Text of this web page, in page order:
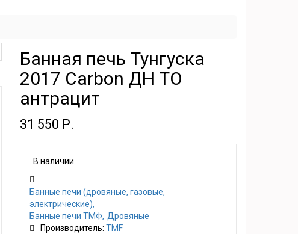
Банная печь Тунгуска
2017 Carbon ДН ТО
антрацит
31 550 Р.
В наличии
Банные печи (дровяные, газовые,
электрические)
Банные печи ТМФ
Дровяные
Производитель: TMF